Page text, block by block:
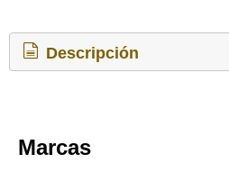
Descripción
Marcas